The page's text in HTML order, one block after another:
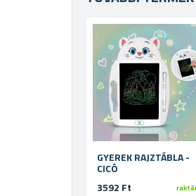
GYEREK RAJZTÁBLA -
CICÓ
3592 Ft